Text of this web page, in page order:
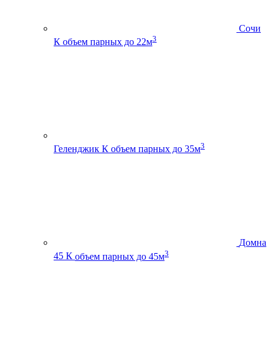
Сочи
К объем парных до 22м3
Геленджик К объем парных до 35м3
Домна
45 К объем парных до 45м3